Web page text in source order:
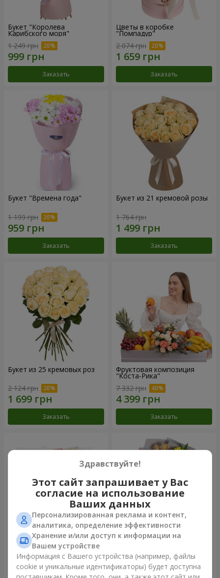
Букет "Королева
Карибского моря"
1 249 грн
Заказать
Цветы в коробке
"Помпадур"
2 074 грн
Заказать
Букет "Времена года"
1 199 грн
Заказать
Букет из 21 кремовой розы
1 764 грн
Заказать
Букет из 25 кремовых роз
2 124 грн
Заказать
Фруктовая композиция
"Коста-Рика"
7 332 грн
Заказать
Букет "Крещатик"
3 799 грн
Букет "Мы и лето"
1 510 грн
Здравствуйте!
Этот сайт запрашивает у Вас
согласие на использование
Ваших данных
Персонализированная реклама и контент,
аналитика, определение эффективности
Хранение и/или доступ к информации на
Вашем устройстве
Информация с Вашего устройства (например, файлы
cookie и уникальные идентификаторы) будет доступна